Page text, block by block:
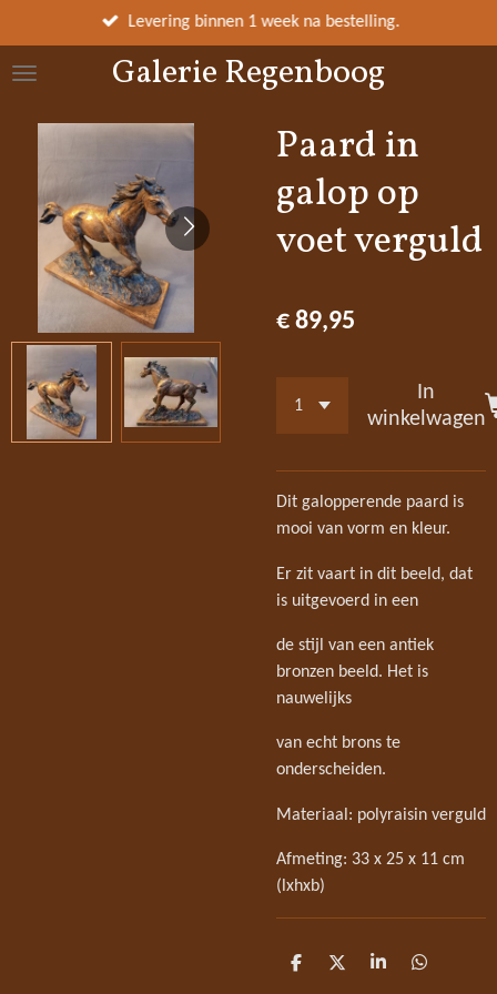
direct
naar
hoofdinhoud
Galerie Regenboog
Levering binnen 1 week na bestelling.
Paard in
galop op
voet verguld
€ 89,95
In
winkelwagen
Dit galopperende paard is
mooi van vorm en kleur.
Er zit vaart in dit beeld, dat
is uitgevoerd in een
de stijl van een antiek
bronzen beeld. Het is
nauwelijks
van echt brons te
onderscheiden.
Materiaal: polyraisin verguld
Afmeting: 33 x 25 x 11 cm
(lxhxb)
D
D
S
D